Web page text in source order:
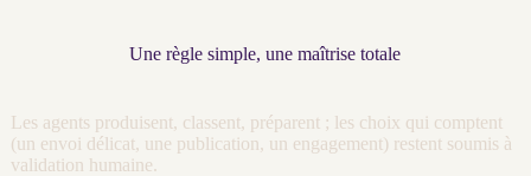
Une règle simple, une maîtrise totale
Les agents produisent, classent, préparent ; les choix qui comptent
(un envoi délicat, une publication, un engagement) restent soumis à
validation humaine.